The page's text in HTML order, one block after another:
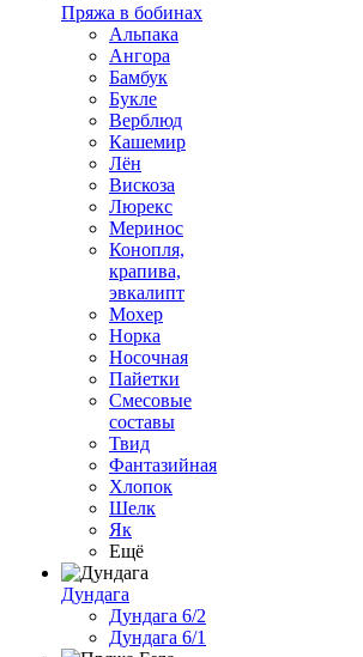
Пряжа в бобинах
Альпака
Ангора
Бамбук
Букле
Верблюд
Кашемир
Лён
Вискоза
Люрекс
Меринос
Конопля,
крапива,
эвкалипт
Мохер
Норка
Носочная
Пайетки
Смесовые
составы
Твид
Фантазийная
Хлопок
Шелк
Як
Ещё
Дундага
Дундага 6/2
Дундага 6/1